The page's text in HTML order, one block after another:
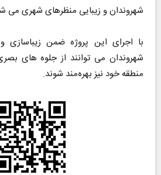
شهروندان و زیبایی منظرهای شهری می
با اجرای این پروژه ضمن زیباسازی و
شهروندان می توانند از جلوه های
منطقه خود نیز بهره‌مند شوند.